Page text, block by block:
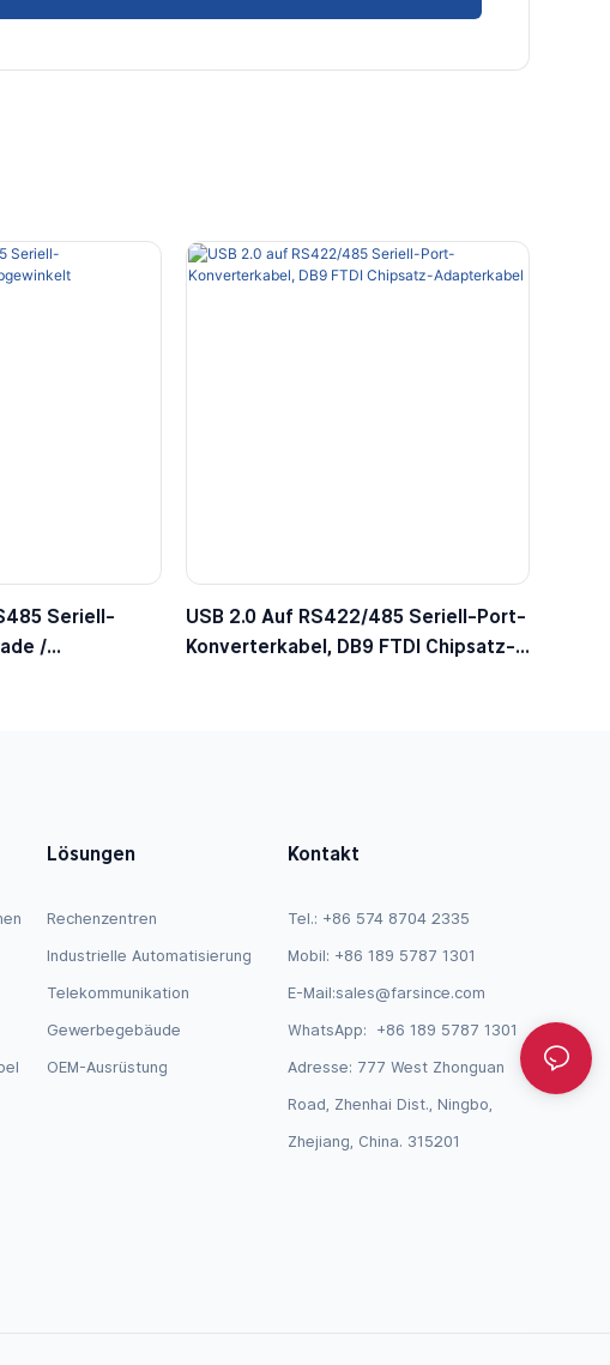
Seriell-
/
USB 2.0 Auf RS422/485 Seriell-Port-
Konverterkabel, DB9 FTDI Chipsatz-
Lösungen
Rechenzentren
Industrielle Automatisierung
Telekommunikation
Gewerbegebäude
OEM-Ausrüstung
Kontakt
Tel.: +86 574 8704 2335
Mobil: +86 189 5787 1301
E-Mail:sales@farsince.com
WhatsApp: +86 189 5787 1301
Adresse: 777 West Zhonguan
Road, Zhenhai Dist., Ningbo,
Zhejiang, China. 315201